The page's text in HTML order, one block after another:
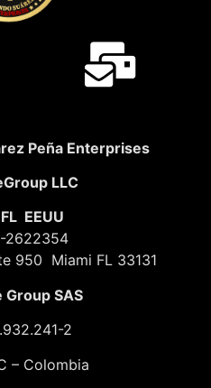
Peña Enterprises
LLC
EEUU
2622354
950 Miami FL 33131
Group SAS
2
– Colombia